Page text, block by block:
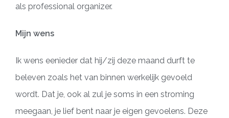
als professional organizer.
Mijn wens
Ik wens eenieder dat hij/zij deze maand durft te
beleven zoals het van binnen werkelijk gevoeld
wordt. Dat je, ook al zul je soms in een stroming
meegaan, je lief bent naar je eigen gevoelens. Deze